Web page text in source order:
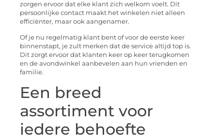
zorgen ervoor dat elke klant zich welkom voelt. Dit
persoonlijke contact maakt het winkelen niet alleen
efficiënter, maar ook aangenamer.
Of je nu regelmatig klant bent of voor de eerste keer
binnenstapt, je zult merken dat de service altijd top is.
Dit zorgt ervoor dat klanten keer op keer terugkomen
en de avondwinkel aanbevelen aan hun vrienden en
familie.
Een breed
assortiment voor
iedere behoefte